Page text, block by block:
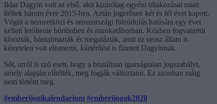
Ildar Dagyin volt az első, akit kizárólag egyéni tiltakozásai miatt
ítéltek három évre 2015-ben. Aztán jogerősen két és fél évet kapott.
Végül a nemzetközi és oroszországi fölzúdulás hatására egy évet
kellett letöltenie börtönben és munkatáborban. Közben fogvatartói
kínozták, bántalmazták és megalázták, amit az orosz állam is
kénytelen volt elismerni, kártérítést is fizetett Dagyinnak.
Sőt, arról is szó esett, hogy a brutálisan igazságtalan jogszabályt,
amely alapján elítélték, meg fogják változtatni. Ez azonban máig
nem történt meg.
#emberijogikalendarium #emberijogok2020